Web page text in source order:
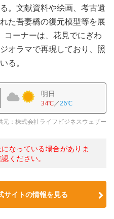
。文献資料や絵画、考古遺
た吾妻橋の復元模型等を展
コーナーは、花見でにぎわ
オラマで再現しており、照
る。
明日
34℃／26℃
元：株式会社ライフビジネスウェザー
なっている場合がありま
ください。
サイトの情報を見る